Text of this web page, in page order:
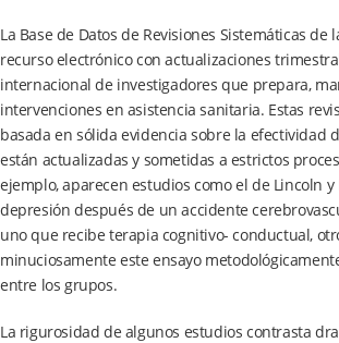
La Base de Datos de Revisiones Sistemáticas de
recurso electrónico con actualizaciones
internacional de investigadores que prepara,
intervenciones en asistencia sanitaria. Estas
basada en sólida evidencia sobre la efectividad
están actualizadas y sometidas a estrictos
ejemplo, aparecen estudios como el de Lincoln
depresión después de un accidente
uno que recibe terapia cognitivo- conductual,
minuciosamente este ensayo
entre los grupos.
La rigurosidad de algunos estudios contrasta